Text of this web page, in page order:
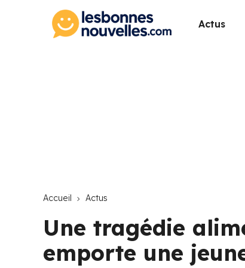
Actus
Accueil Actus
Une tragédie
emporte une